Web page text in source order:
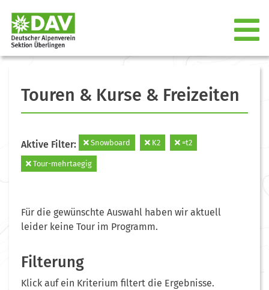
Touren & Kurse & Freizeiten
Aktive Filter: Snowboard K2 =t2
Tour-mehrtaegig
Für die gewünschte Auswahl haben wir aktuell
leider keine Tour im Programm.
Filterung
Klick auf ein Kriterium filtert die Ergebnisse.